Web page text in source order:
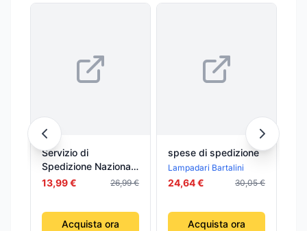
Servizio di
Spedizione Nazionale
Consegna Veloce in
13,99 € 26,99 €
Acquista ora
spese di spedizione
Lampadari Bartalini
24,64 € 30,05 €
Acquista ora